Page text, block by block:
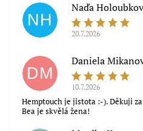
NH
Naďa
20.7.2026
DM
Daniela
10.7.2026
Hemptouch je jistota :-). Děkuji
Bea je skvělá žena!